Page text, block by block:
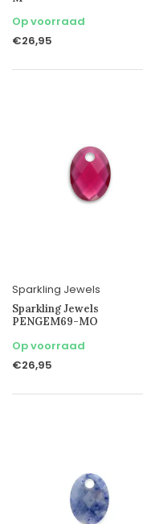
Op voorraad
€26,95
Sparkling Jewels
Sparkling Jewels
PENGEM69-MO
Op voorraad
€26,95